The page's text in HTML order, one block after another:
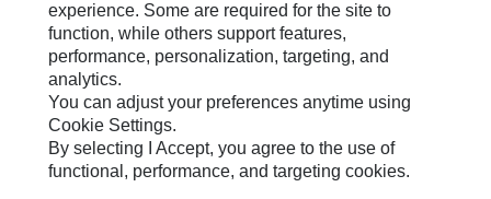
Mapa Do Local
Cookie Settings
Legal
Privacidade
experience. Some are required for the site to
function, while others support features,
performance, personalization, targeting, and
analytics.
You can adjust your preferences anytime using
Cookie Settings.
By selecting I Accept, you agree to the use of
functional, performance, and targeting cookies.